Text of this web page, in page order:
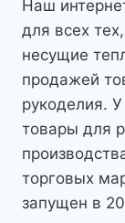
Наш
для всех
несущие
продажей
рукоделия.
товары для
торговых
запущен в